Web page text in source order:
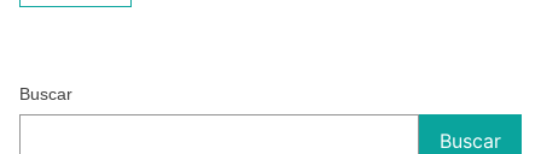
Buscar
Buscar